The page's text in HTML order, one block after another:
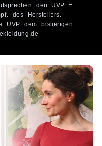
den UVP =
des Herstellers.
UVP dem bisherigen